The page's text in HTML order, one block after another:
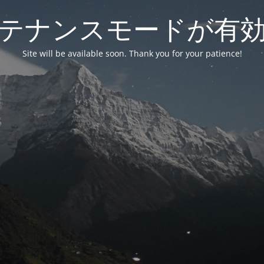
ナンスモードが有
Site will be available soon. Thank you for your patience!